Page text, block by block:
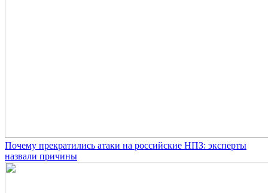
Почему прекратились атаки на российские НПЗ: эксперты
назвали причины